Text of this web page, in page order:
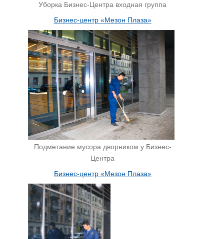
Уборка Бизнес-Центра входная группа
Бизнес-центр «Мезон Плаза»
Подметание мусора дворником у Бизнес-
Центра
Бизнес-центр «Мезон Плаза»